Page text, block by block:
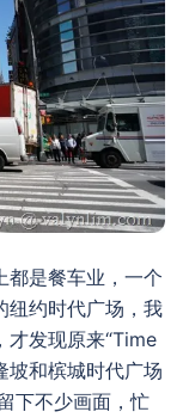
都是餐车业，一个
纽约时代广场，我
才发现原来“Time
坡和槟城时代广场
下不少画面，忙